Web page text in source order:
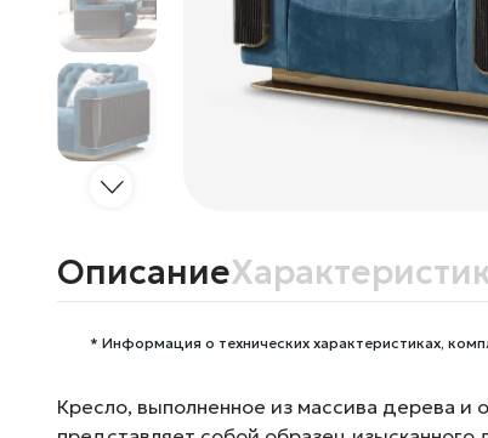
Описание
* Информация о технических характеристиках,
Кресло, выполненное из массива дерева и